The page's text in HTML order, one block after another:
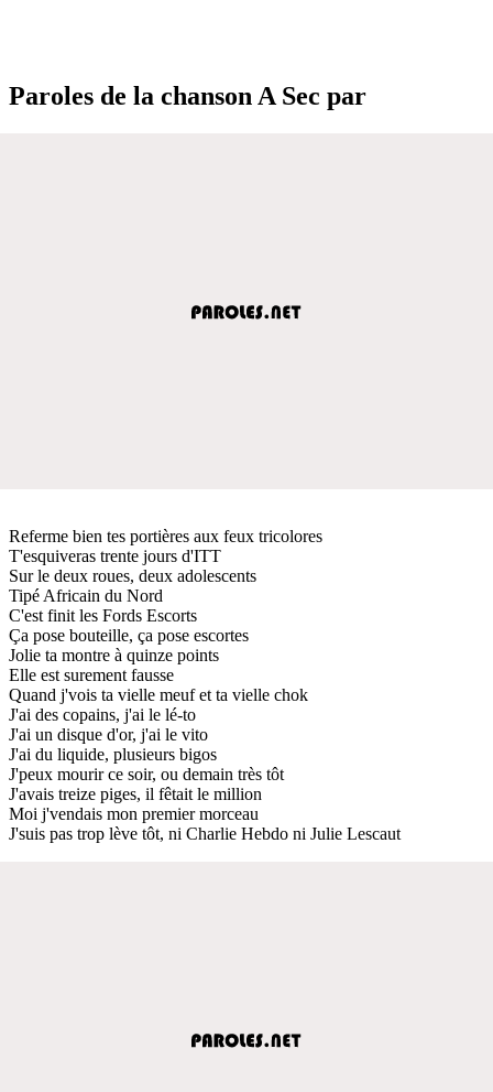
Paroles de la chanson A Sec par
Referme bien tes portières aux feux tricolores
T'esquiveras trente jours d'ITT
Sur le deux roues, deux adolescents
Tipé Africain du Nord
C'est finit les Fords Escorts
Ça pose bouteille, ça pose escortes
Jolie ta montre à quinze points
Elle est surement fausse
Quand j'vois ta vielle meuf et ta vielle chok
J'ai des copains, j'ai le lé-to
J'ai un disque d'or, j'ai le vito
J'ai du liquide, plusieurs bigos
J'peux mourir ce soir, ou demain très tôt
J'avais treize piges, il fêtait le million
Moi j'vendais mon premier morceau
J'suis pas trop lève tôt, ni Charlie Hebdo ni Julie Lescaut